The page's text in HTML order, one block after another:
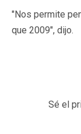
"Nos permite
que 2009", dijo.
Sé el